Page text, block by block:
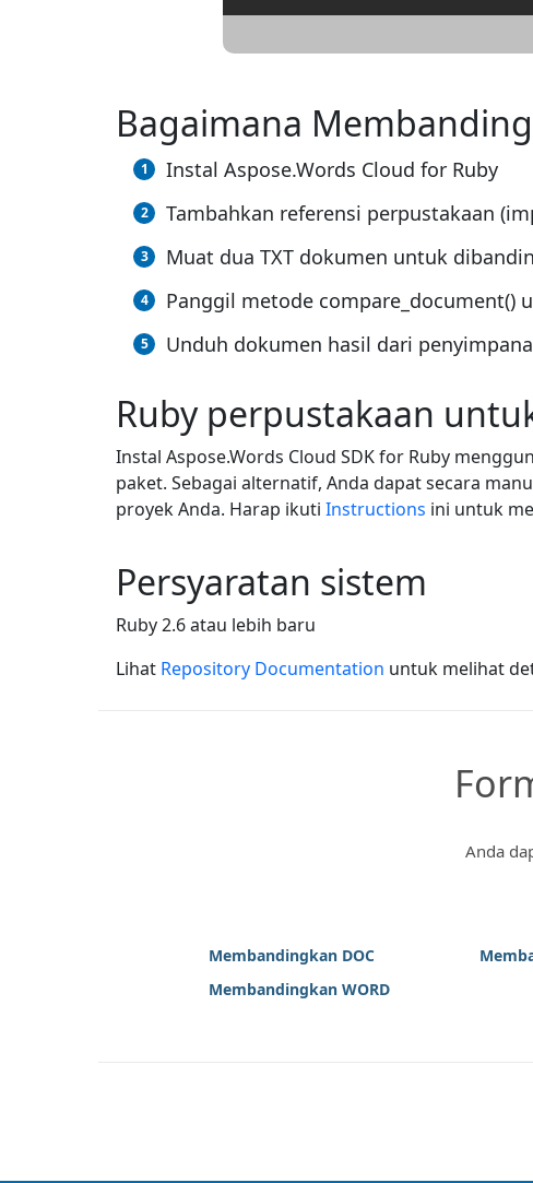
Bagaimana
Instal Aspose.Words Cloud for Ruby
Tambahkan referensi perpustakaan
Muat dua TXT dokumen untuk
Panggil metode compare_document()
Unduh dokumen hasil dari
Ruby perpustakaan
Instal Aspose.Words Cloud SDK for Ruby
paket. Sebagai alternatif, Anda dapat secara
proyek Anda. Harap ikuti Instructions ini untuk
Persyaratan sistem
Ruby 2.6 atau lebih baru
Lihat Repository Documentation untuk melihat
Anda
Membandingkan DOC
Membandingkan WORD